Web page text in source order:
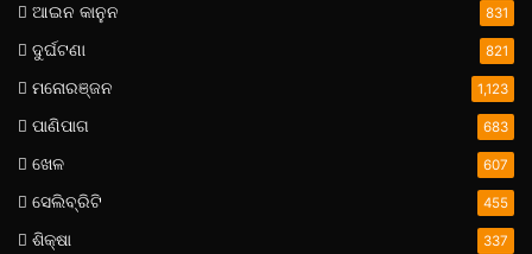
ଆଇନ କାନୁନ 831
ଦୁର୍ଘଟଣା 821
ମନୋରଞ୍ଜନ 1,123
ପାଣିପାଗ 683
ଖେଳ 607
ସେଲିବ୍ରିଟି 455
ଶିକ୍ଷା 337